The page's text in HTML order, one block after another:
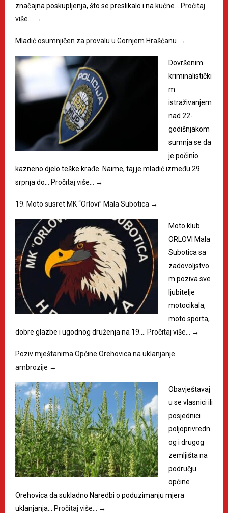
značajna poskupljenja, što se preslikalo i na kućne… Pročitaj
više…
→
Mladić osumnjičen za provalu u Gornjem Hrašćanu →
Dovršenim
kriminalistički
m
istraživanjem
nad 22-
godišnjakom
sumnja se da
je počinio
kazneno djelo teške krađe. Naime, taj je mladić između 29.
srpnja do… Pročitaj više… →
19. Moto susret MK “Orlovi” Mala Subotica →
Moto klub
ORLOVI Mala
Subotica sa
zadovoljstvo
m poziva sve
ljubitelje
motocikala,
moto sporta,
dobre glazbe i ugodnog druženja na 19.… Pročitaj više… →
Poziv mještanima Općine Orehovica na uklanjanje
ambrozije →
Obavještavaj
u se vlasnici ili
posjednici
poljoprivredn
og i drugog
zemljišta na
području
općine
Orehovica da sukladno Naredbi o poduzimanju mjera
uklanjanja… Pročitaj više… →